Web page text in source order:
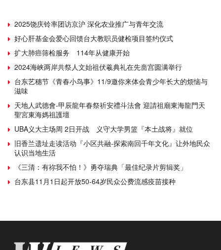
2025饶庆铃率团访京沪 深化农业推广与青年交流
好心肝基金会爱心回馈台大教职员健检项目签约仪式
扩大肺癌筛检服务 114年从健康开始
2024海峡两岸共祭人文始祖伏羲典礼在先啬宫圆满举行
台东艺穗节《青春小鸟事》11/9邀你来体会青少年长大的烦恼与
滋味
天地人武德會-甲辰龍年春祭祈安禮斗法會 迎請祖廟東海龍門天
聖宮東海媽祖護壇
UBA义大主场周 2日开战 义守大学男篮『本土战将』就位
旧香兰遗址走读活动『小区共融-探索南回千年文化』让外地民众
认识当地生活
《三清：有祢我不怕！》勇夺瑞典「最佳纪录片剪辑奖」
台东县11月1日起开放50-64岁民众公费流感疫苗接种